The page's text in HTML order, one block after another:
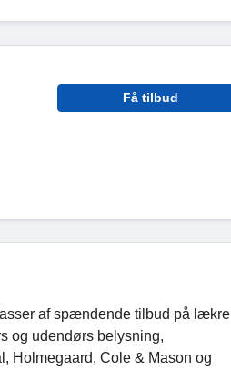
Få tilbud
af spændende tilbud på lækre
og udendørs belysning,
Holmegaard, Cole & Mason og